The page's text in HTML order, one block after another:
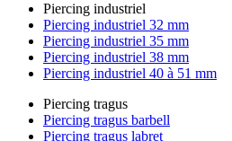
Piercing industriel
Piercing industriel 32 mm
Piercing industriel 35 mm
Piercing industriel 38 mm
Piercing industriel 40 à 51 mm
Piercing tragus
Piercing tragus barbell
Piercing tragus labret